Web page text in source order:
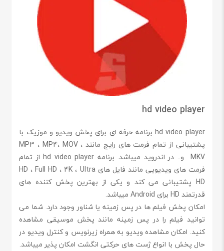
hd video player
hd video player برنامه حرفه ای برای پخش ویدیو و موزیک با
پشتیبانی از تمام فرمت های رایج مانند MP3 ، MP4، MOV ،
MKV و.. در اندروید میباشد. برنامه hd video player از تمام
فرمت های ویدیویی مانند فایل های HD ، Full HD ، 4K ، Ultra
HD پشتیبانی می کند و یکی از بهترین پخش کننده های
قدرتمند HD برای Android میباشد.
امکان پخش فیلم ها در پس زمینه یا شناور وجود دارد. شما می
توانید فیلم را در پس زمینه مانند پخش موسیقی مشاهده
کنید. امکان مشاهده ویدیو به همراه زیرنویس و کنترل ویدیو در
حال پخش با انواع ژست های حرکتی انگشت امکان پذیر میباشد.